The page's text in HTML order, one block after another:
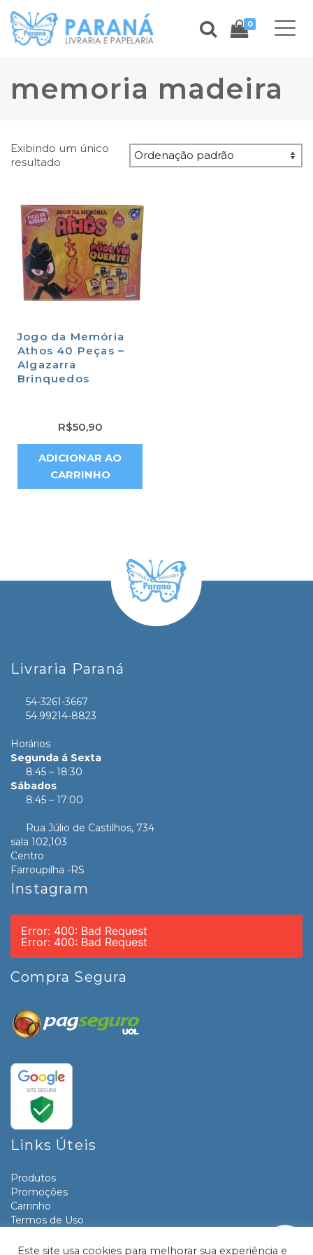
0
memoria madeira
Exibindo um único
resultado
Jogo da Memória
Athos 40 Peças –
Algazarra
Brinquedos
R$50,90
ADICIONAR AO
CARRINHO
Livraria Paraná
54-3261-3667
54.99214-8823
Horários
Segunda á Sexta
8:45 – 18:30
Sábados
8:45 – 17:00
Rua Júlio de Castilhos, 734
sala 102,103
Centro
Farroupilha -RS
Instagram
Error: 400: Bad Request
Error: 400: Bad Request
Compra Segura
Links Úteis
Produtos
Promoções
Carrinho
Termos de Uso
Contato
Este site usa cookies para melhorar sua experiência e